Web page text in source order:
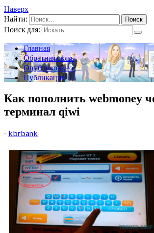
Наверх
Найти:
Поиск для:
Главная
Обратная связь
Опубликовано
Публикации
Как пополнить webmoney
терминал qiwi
- kbrbank